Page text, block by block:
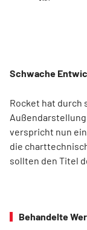
Schwache
Rocket hat durch
verspricht nun
die
sollten den Titel
Behandelte